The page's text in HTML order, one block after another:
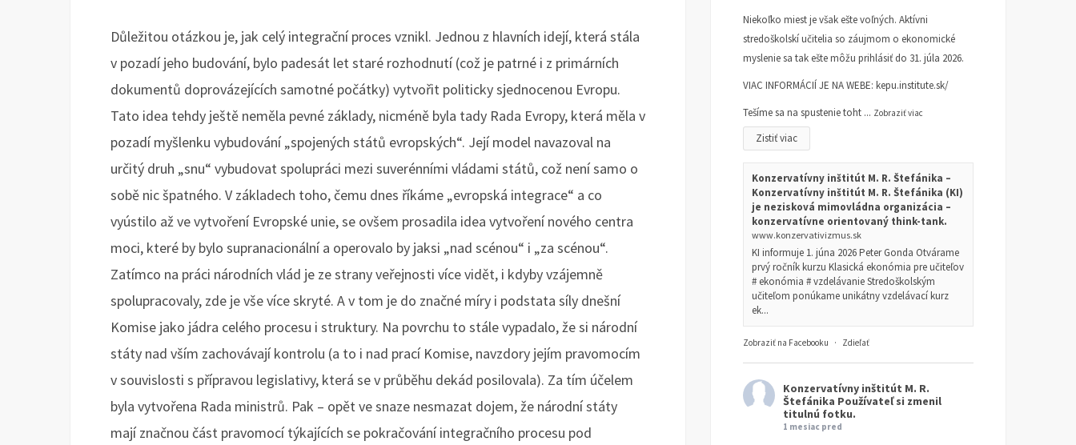
Důležitou otázkou je, jak celý integrační proces vznikl. Jednou z hlavních idejí, která stála
v pozadí jeho budování, bylo padesát let staré rozhodnutí (což je patrné i z primárních
dokumentů doprovázejících samotné počátky) vytvořit politicky sjednocenou Evropu.
Tato idea tehdy ještě neměla pevné základy, nicméně byla tady Rada Evropy, která měla v
pozadí myšlenku vybudování „spojených států evropských“. Její model navazoval na
určitý druh „snu“ vybudovat spolupráci mezi suverénními vládami států, což není samo o
sobě nic špatného. V základech toho, čemu dnes říkáme „evropská integrace“ a co
vyústilo až ve vytvoření Evropské unie, se ovšem prosadila idea vytvoření nového centra
moci, které by bylo supranacionální a operovalo by jaksi „nad scénou“ i „za scénou“.
Zatímco na práci národních vlád je ze strany veřejnosti více vidět, i kdyby vzájemně
spolupracovaly, zde je vše více skryté. A v tom je do značné míry i podstata síly dnešní
Komise jako jádra celého procesu i struktury. Na povrchu to stále vypadalo, že si národní
státy nad vším zachovávají kontrolu (a to i nad prací Komise, navzdory jejím pravomocím
v souvislosti s přípravou legislativy, která se v průběhu dekád posilovala). Za tím účelem
byla vytvořena Rada ministrů. Pak – opět ve snaze nesmazat dojem, že národní státy
mají značnou část pravomocí týkajících se pokračování integračního procesu pod
Niekoľko miest je však ešte voľných. Aktívni
stredoškolskí učitelia so záujmom o ekonomické
myslenie sa tak ešte môžu prihlásiť do 31. júla 2026.
VIAC INFORMÁCIÍ JE NA WEBE: kepu.institute.sk/
Tešíme sa na spustenie toht ... Zobraziť viac
Zistiť viac
Konzervatívny inštitút M. R. Štefánika –
Konzervatívny inštitút M. R. Štefánika (KI)
je nezisková mimovládna organizácia –
konzervatívne orientovaný think-tank.
www.konzervativizmus.sk
KI informuje 1. júna 2026 Peter Gonda Otvárame
prvý ročník kurzu Klasická ekonómia pre učiteľov
# ekonómia # vzdelávanie Stredoškolským
učiteľom ponúkame unikátny vzdelávací kurz
ek...
Zobraziť na Facebooku · Zdieľať
Konzervatívny inštitút M. R.
Štefánika Používateľ si zmenil
titulnú fotku.
1 mesiac pred